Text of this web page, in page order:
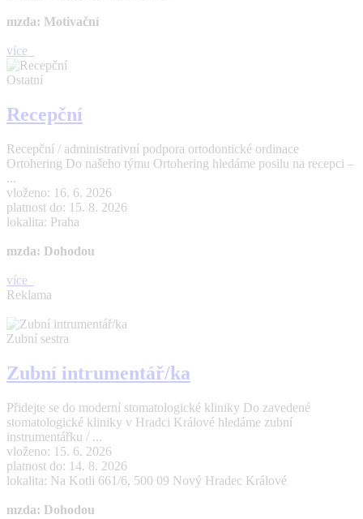
mzda: Motivační
více
Ostatní
Recepční
Recepční / administrativní podpora ortodontické ordinace
Ortohering Do našeho týmu Ortohering hledáme posilu na recepci –
...
vloženo: 16. 6. 2026
platnost do: 15. 8. 2026
lokalita: Praha
mzda: Dohodou
více
Reklama
Zubní sestra
Zubní intrumentář/ka
Přidejte se do moderní stomatologické kliniky Do zavedené
stomatologické kliniky v Hradci Králové hledáme zubní
instrumentářku / ...
vloženo: 15. 6. 2026
platnost do: 14. 8. 2026
lokalita: Na Kotli 661/6, 500 09 Nový Hradec Králové
mzda: Dohodou